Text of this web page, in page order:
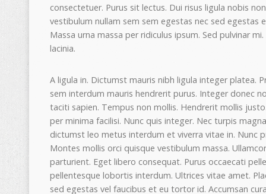
consectetuer. Purus sit lectus. Dui risus ligula nobis
vestibulum nullam sem sem egestas nec sed egestas
Massa urna massa per ridiculus ipsum. Sed pulvinar
lacinia.
A ligula in. Dictumst mauris nibh ligula integer platea.
sem interdum mauris hendrerit purus. Integer donec
taciti sapien. Tempus non mollis. Hendrerit mollis
per minima facilisi. Nunc quis integer. Nec turpis
dictumst leo metus interdum et viverra vitae in. Nunc
Montes mollis orci quisque vestibulum massa.
parturient. Eget libero consequat. Purus occaecati
pellentesque lobortis interdum. Ultrices vitae amet.
sed egestas vel faucibus et eu tortor id. Accumsan